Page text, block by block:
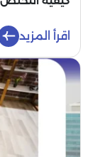
اقرأ المزيد